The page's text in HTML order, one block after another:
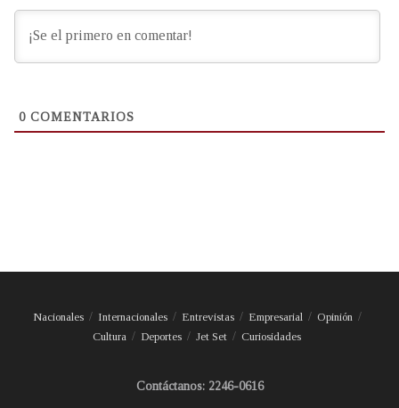
0 COMENTARIOS
Nacionales Internacionales Entrevistas Empresarial
Opinión
Cultura
Deportes Jet Set Curiosidades
Contáctanos: 2246-0616